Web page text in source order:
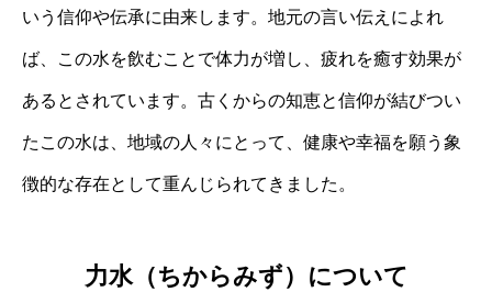
いう信仰や伝承に由来します。地元の言い伝えによれ
ば、この水を飲むことで体力が増し、疲れを癒す効果が
あるとされています。古くからの知恵と信仰が結びつい
たこの水は、地域の人々にとって、健康や幸福を願う象
徴的な存在として重んじられてきました。
力水（ちからみず）について